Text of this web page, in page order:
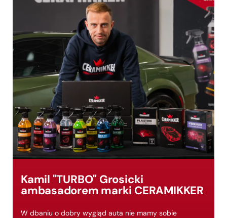
Kamil "TURBO" Grosicki
ambasadorem marki CERAMIKKER
W dbaniu o dobry wygląd auta nie mamy sobie